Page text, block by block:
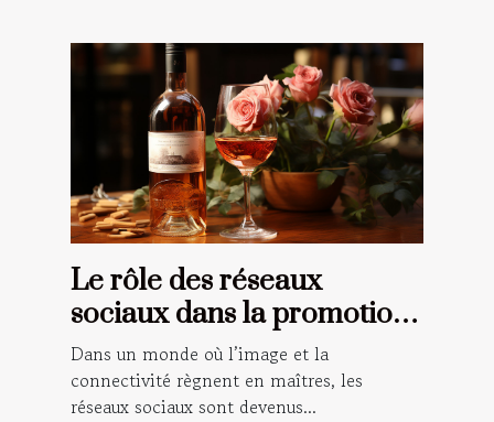
Le rôle des réseaux
sociaux dans la promotion
du vin rosé
Dans un monde où l’image et la
connectivité règnent en maîtres, les
réseaux sociaux sont devenus...